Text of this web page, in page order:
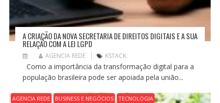
A CRIAÇÃO DA NOVA SECRETARIA DE DIREITOS DIGITAIS E A SUA
RELAÇÃO COM A LEI LGPD
AGENCIA REDE KSTACK.
Como a importância da transformação digital para a
população brasileira pode ser apoiada pela união...
AGENCIA REDE BUSINESS E NEGÓCIOS TECNOLOGIA